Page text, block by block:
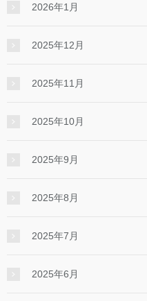
2026年1月
2025年12月
2025年11月
2025年10月
2025年9月
2025年8月
2025年7月
2025年6月